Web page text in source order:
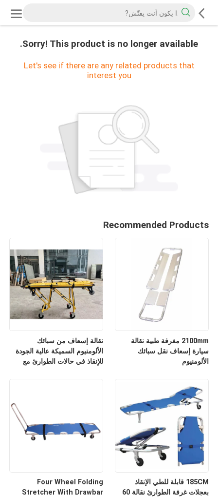
Sorry! This product is no longer available.
Let's see if there are any related products that
interest you
Recommended Products
نقالة إسعاف من سبائك
الألومنيوم السميكة عالية الجودة
للإنقاذ في حالات الطوارئ مع
2100mm مغرفة طبية نقالة
سيارة إسعاف نقل سبائك
الألومنيوم
Four Wheel Folding
Stretcher With Drawbar
185CM قابلة للطي الإنقاذ
بعجلات غرفة الطوارئ نقالة 60